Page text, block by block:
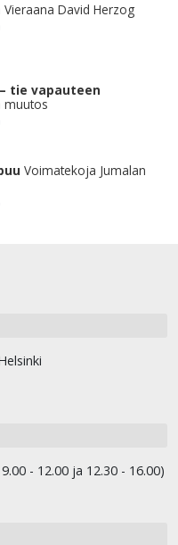
Vieraana David Herzog
tie vapauteen
muutos
Voimatekoja Jumalan
- 12.00 ja 12.30 - 16.00)